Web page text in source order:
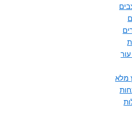
מלא